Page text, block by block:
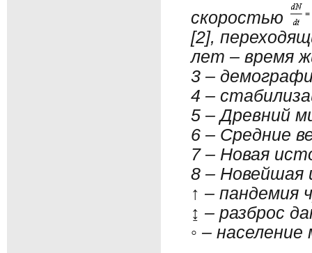
скоростью
[2],
лет – время
3 –
4 –
5 – Древний
6 – Средние
7 – Новая
8 – Новейшая
↑ – пандемия
↨ – разброс
◦ –